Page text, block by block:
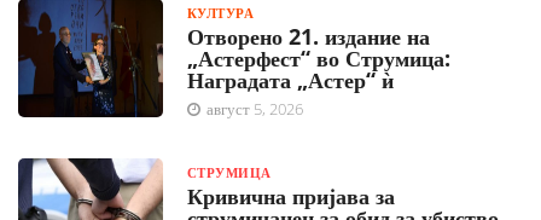
КУЛТУРА
Отворено 21. издание на
„Астерфест“ во Струмица:
Наградата „Астер“ ѝ
август 5, 2026
СТРУМИЦА
Кривична пријава за